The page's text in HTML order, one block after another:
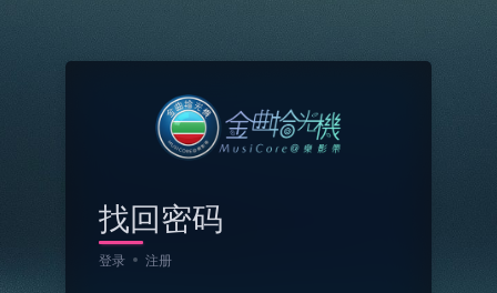
找回密码
登录 注册